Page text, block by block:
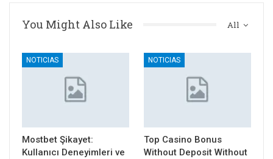
All
You Might Also Like
NOTICIAS
Mostbet Şikayet:
Kullanıcı Deneyimleri ve
NOTICIAS
Top Casino Bonus
Without Deposit Without